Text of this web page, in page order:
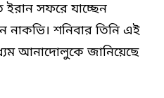
ইরান সফরে যাচ্ছেন
নাকভি। শনিবার তিনি এই
আনাদোলুকে জানিয়েছে